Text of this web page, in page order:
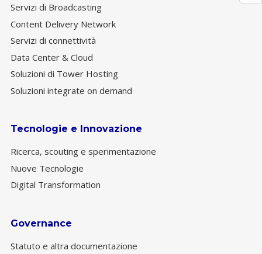
Servizi di Broadcasting
Content Delivery Network
Servizi di connettività
Data Center & Cloud
Soluzioni di Tower Hosting
Soluzioni integrate on demand
Tecnologie e Innovazione
Ricerca, scouting e sperimentazione
Nuove Tecnologie
Digital Transformation
Governance
Statuto e altra documentazione